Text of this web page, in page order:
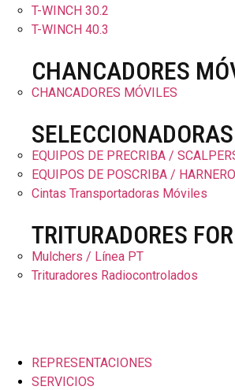
T-WINCH 30.2
T-WINCH 40.3
CHANCADORES
CHANCADORES MÓVILES
EQUIPOS DE PRECRIBA /
EQUIPOS DE POSCRIBA /
Cintas Transportadoras Móviles
TRITURADORES
Mulchers / Línea PT
Trituradores Radiocontrolados
REPRESENTACIONES
SERVICIOS